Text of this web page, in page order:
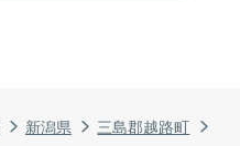
新潟県
三島郡越路町